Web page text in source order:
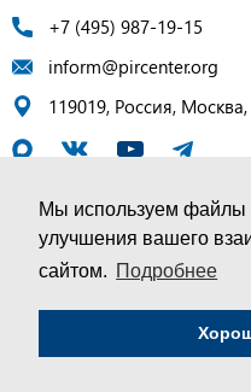
Мы используем файлы
улучшения вашего
сайтом. Подробнее
+7 (495) 987-19-15
inform@pircenter.org
119019, Россия,
© ПИР-Центр, 1994–2025 |
Соглашение об обработке
Политика